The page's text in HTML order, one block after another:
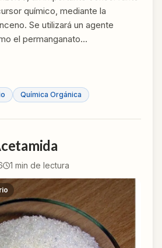
químico, mediante la
Se utilizará un agente
el permanganato…
Química Orgánica
1 min de lectura